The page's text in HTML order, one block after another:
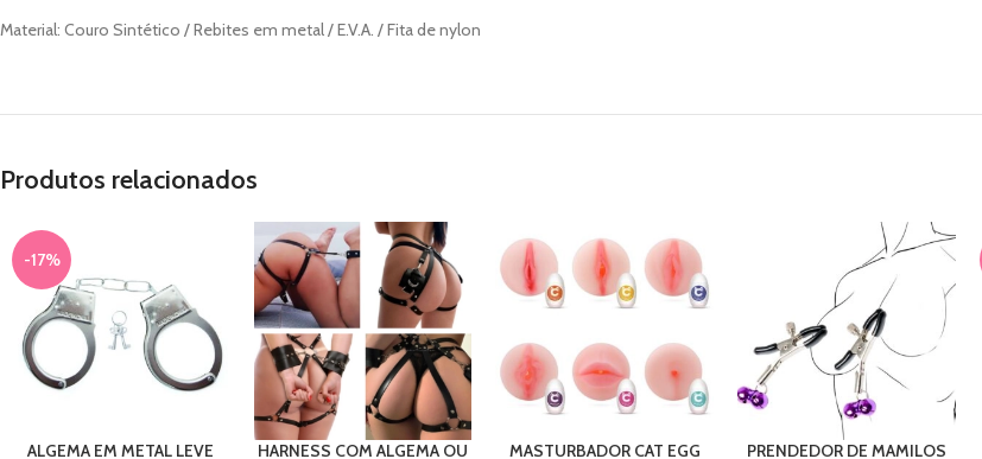
Material: Couro Sintético / Rebites em metal / E.V.A. / Fita de nylon
Produtos relacionados
-17%
ALGEMA EM METAL LEVE
HARNESS COM ALGEMA OU
MASTURBADOR CAT EGG
PRENDEDOR DE MAMILOS